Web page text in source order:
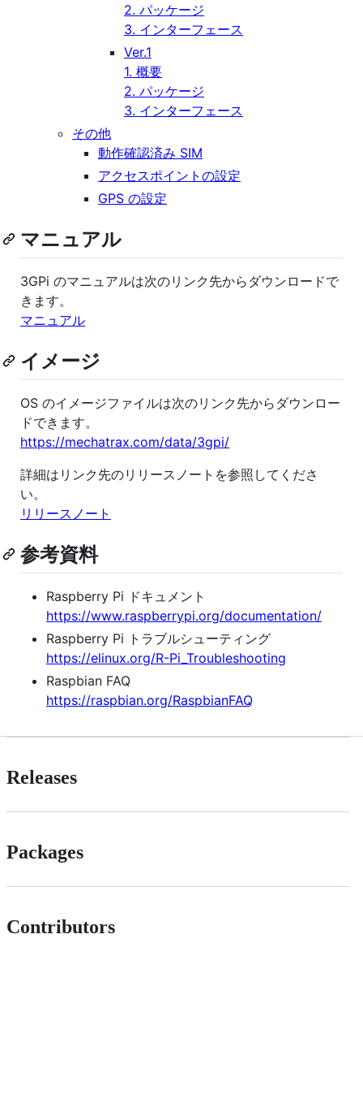
2. パッケージ
3. インターフェース
Ver.1
1. 概要
2. パッケージ
3. インターフェース
その他
動作確認済み SIM
アクセスポイントの設定
GPS の設定
マニュアル
3GPi のマニュアルは次のリンク先からダウンロードで
きます。
マニュアル
イメージ
OS のイメージファイルは次のリンク先からダウンロー
ドできます。
https://mechatrax.com/data/3gpi/
詳細はリンク先のリリースノートを参照してくださ
い。
リリースノート
参考資料
Raspberry Pi ドキュメント
https://www.raspberrypi.org/documentation/
Raspberry Pi トラブルシューティング
https://elinux.org/R-Pi_Troubleshooting
Raspbian FAQ
https://raspbian.org/RaspbianFAQ
Releases
Packages
Contributors